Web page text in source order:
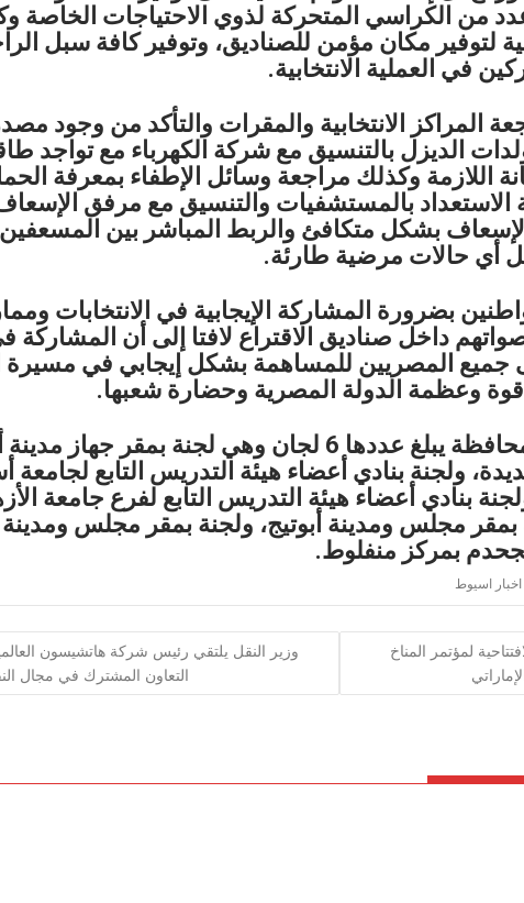
من الكراسي المتحركة لذوي الاحتياجات الخاصة
لتوفير مكان مؤمن للصناديق، وتوفير كافة سبل
في العملية الانتخابية.
المراكز الانتخابية والمقرات والتأكد من وجود
الديزل بالتنسيق مع شركة الكهرباء مع تواجد
اللازمة وكذلك مراجعة وسائل الإطفاء بمعرفة
الاستعداد بالمستشفيات والتنسيق مع مرفق
بشكل متكافئ والربط المباشر بين
أي حالات مرضية طارئة.
بضرورة المشاركة الإيجابية في الانتخابات
داخل صناديق الاقتراع لافتا إلى أن المشاركة
جميع المصريين للمساهمة بشكل إيجابي في
قوة وعظمة الدولة المصرية وحضارة شعبها.
يذكر أن لجان الوافدين بالمحافظة يبلغ عددها 6 لجان وهي لجنة بمقر
ولجنة بنادي أعضاء هيئة التدريس التابع لجامعة
بنادي أعضاء هيئة التدريس التابع لفرع جامعة
بمقر مجلس ومدينة أبوتيج، ولجنة بمقر مجلس
بجحدم بمركز منفلوط.
اسيوط
لمؤتمر المناخ
وزير النقل يلتقي رئيس شركة هاتشيسون
التعاون المشترك في مجال